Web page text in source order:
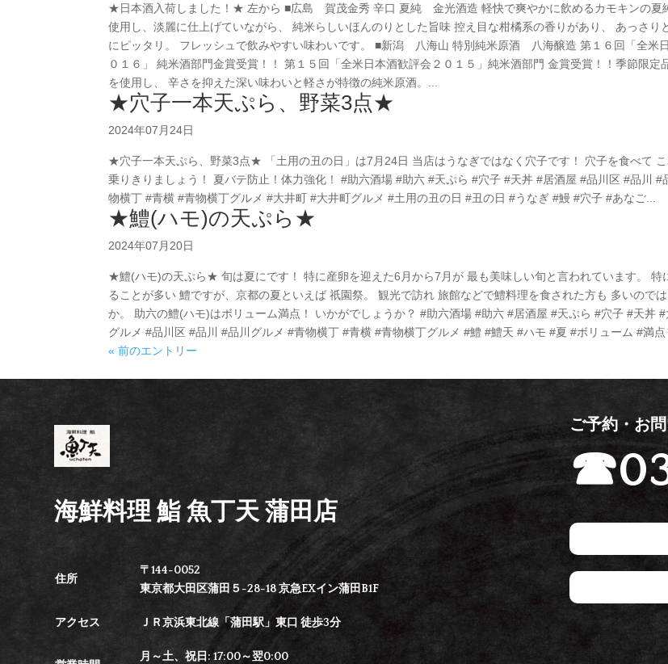
★日本酒入荷しました！★ 左から ■広島 賀茂金秀 辛口 夏純 金光酒造 軽快で爽やかに飲めるカモキンの夏
使用し、淡麗に仕上げていながら、 純米らしいほんのりとした旨味 控え目な柑橘系の香りがあり、 あっさり
にピッタリ。 フレッシュで飲みやすい味わいです。 ■新潟 八海山 特別純米原酒 八海醸造 第１６回「全米
０１６」 純米酒部門金賞受賞！！ 第１５回「全米日本酒歓評会２０１５」純米酒部門 金賞受賞！！季節限定
を使用し、 辛さを抑えた深い味わいと軽さが特徴の純米原酒。...
★穴子一本天ぷら、野菜3点★
2024年07月24日
★穴子一本天ぷら、野菜3点★ 「土用の丑の日」は7月24日 当店はうなぎではなく穴子です！ 穴子を食べて
乗りきりましょう！ 夏バテ防止！体力強化！ #助六酒場 #助六 #天ぷら #穴子 #天丼 #居酒屋 #品川区 #品川 #
物横丁 #青横 #青物横丁グルメ #大井町 #大井町グルメ #土用の丑の日 #丑の日 #うなぎ #鰻 #穴子 #あなご...
★鱧(ハモ)の天ぷら★
2024年07月20日
★鱧(ハモ)の天ぷら★ 旬は夏にです！ 特に産卵を迎えた6月から7月が 最も美味しい旬と言われています。 特
ることが多い 鱧ですが、京都の夏といえば 祇園祭。 観光で訪れ 旅館などで鱧料理を食された方も 多いので
か。 助六の鱧(ハモ)はボリューム満点！ いかがでしょうか？ #助六酒場 #助六 #居酒屋 #天ぷら #穴子 #天丼
グルメ #品川区 #品川 #品川グルメ #青物横丁 #青横 #青物横丁グルメ #鱧 #鱧天 #ハモ #夏 #ボリューム #満点
« 前のエントリー
海鮮料理 鮨 魚丁天 蒲田店
住所
〒144-0052
東京都大田区蒲田５-28-18 京急EXイン蒲田B1F
アクセス ＪＲ京浜東北線「蒲田駅」東口 徒歩3分
月～土、祝日: 17:00～翌0:00
ご予約・お
☎